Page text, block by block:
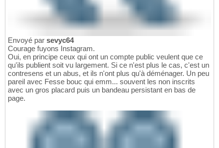
Envoyé par sevyc64
Courage fuyons Instagram.
Oui, en principe ceux qui ont un compte public veulent que ce
qu'ils publient soit vu largement. Si ce n'est plus le cas, c'est un
contresens et un abus, et ils n'ont plus qu'à déménager. Un peu
pareil avec Fesse bouc qui emm... souvent les non inscrits
avec un gros placard puis un bandeau persistant en bas de
page.